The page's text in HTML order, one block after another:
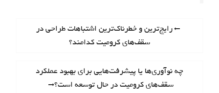
P
i
o
رایج‌ترین و خطرناک‌ترین اشتباهات طراحی در
سقف‌های کرومیت کدامند؟
N
چه نوآوری‌ها یا پیشرفت‌هایی برای بهبود عملکرد
سقف‌های کرومیت در حال توسعه است؟